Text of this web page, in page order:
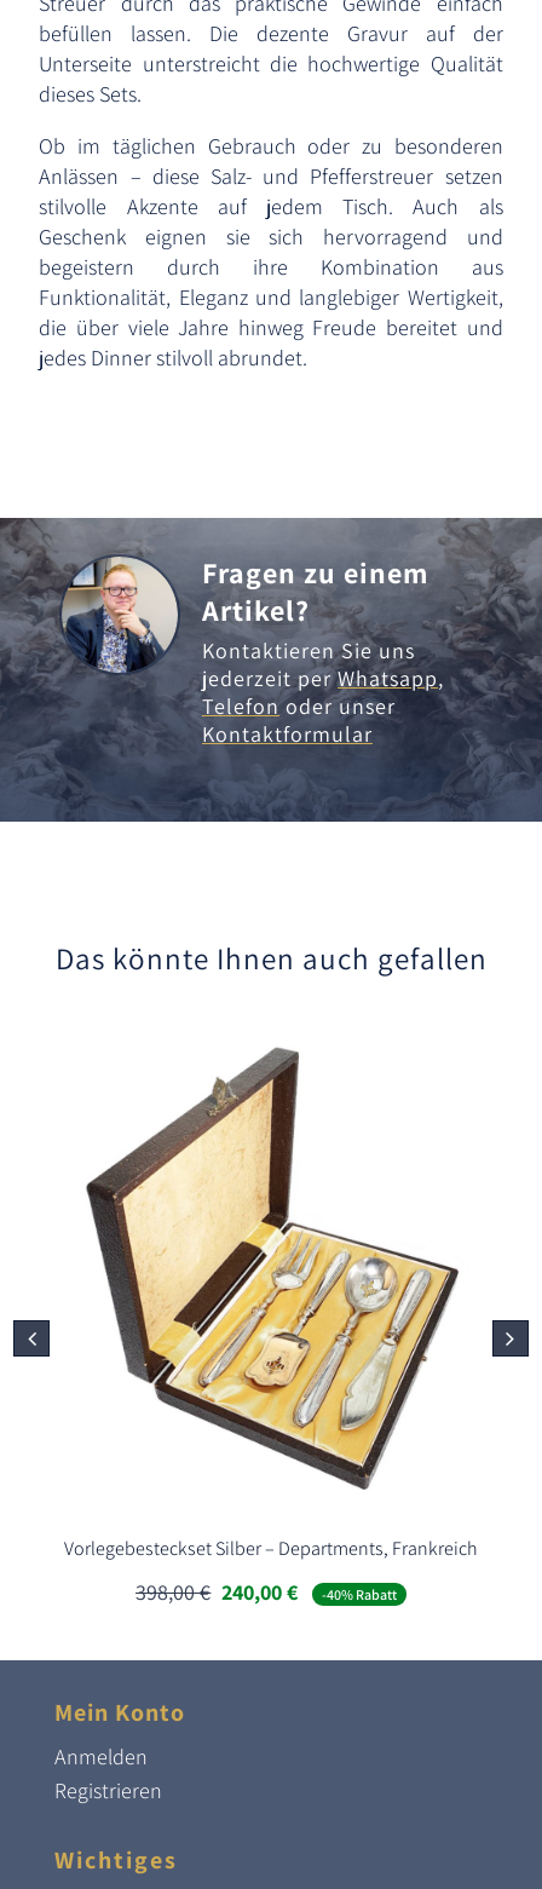
befüllen lassen. Die dezente Gravur auf der
Unterseite unterstreicht die hochwertige Qualität
dieses Sets.
Ob im täglichen Gebrauch oder zu besonderen
Anlässen – diese Salz- und Pfefferstreuer setzen
stilvolle Akzente auf jedem Tisch. Auch als
Geschenk eignen sie sich hervorragend und
begeistern durch ihre Kombination aus
Funktionalität, Eleganz und langlebiger Wertigkeit,
die über viele Jahre hinweg Freude bereitet und
jedes Dinner stilvoll abrundet.
Fragen zu einem
Artikel?
Kontaktieren Sie uns
jederzeit perWhatsapp,
Telefonoder unser
Kontaktformular
Das könnte Ihnen auch gefallen
Vorlegebesteckset Silber – Departments, Frankreich
398,00€ Ursprünglicher
Preis
398,00 €
240,00€Aktueller
Preis
240,00 €.
-40% Rabatt
Mein Konto
Anmelden
Registrieren
Wichtiges